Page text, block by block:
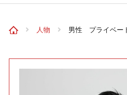
人物 男性 プライベ